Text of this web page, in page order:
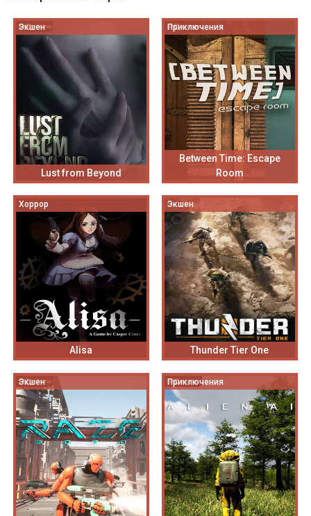
Экшен
Lust from Beyond
Приключения
Between Time: Escape
Room
Хоррор
Alisa
Экшен
Thunder Tier One
Экшен Приключения